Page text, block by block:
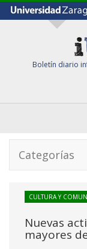
Boletín diario
Categorías
CULTURA Y
Nuevas
mayores